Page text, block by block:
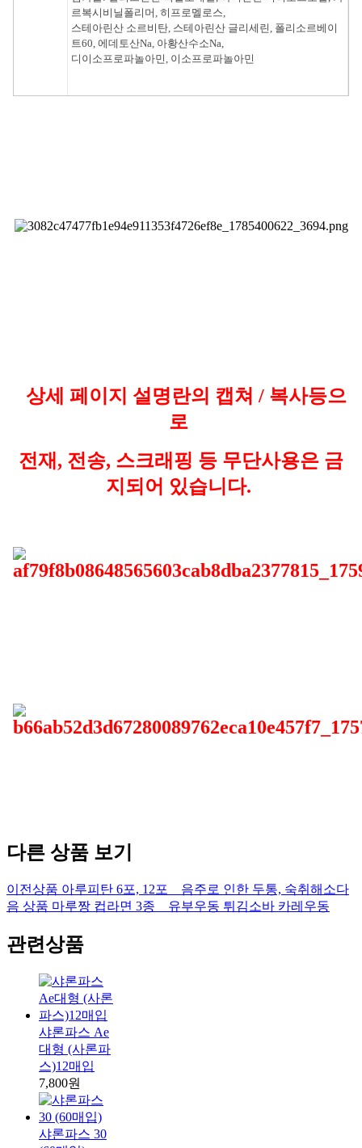
르복시비닐폴리머, 히프로멜로스,
스테아린산 소르비탄, 스테아린산 글리세린, 폴리소르베이
트60, 에데토산Na, 아황산수소Na,
디이소프로파놀아민, 이소프로파놀아민
상세 페이지 설명란의 캡쳐 / 복사등으
로
전재, 전송, 스크래핑 등 무단사용은 금
지되어 있습니다.
다른 상품 보기
이전상품 아루피탄 6포, 12포 _ 음주로 인한 두통, 숙취해소다
음 상품 마루짱 컵라면 3종 _ 유부우동 튀김소바 카레우동
관련상품
샤론파스 Ae
대형 (사론파
스)12매입
7,800원
샤론파스 30